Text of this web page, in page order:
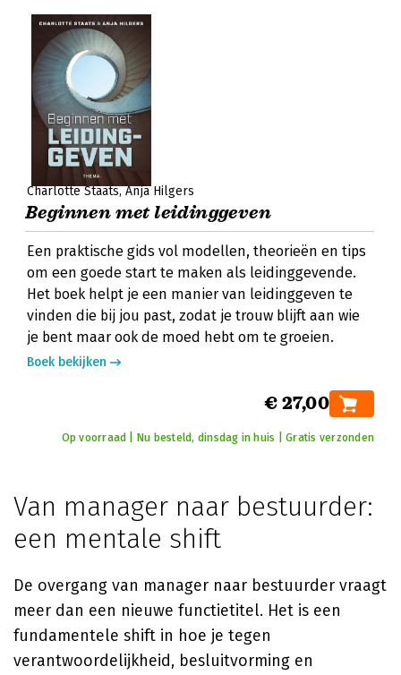
Charlotte Staats Anja Hilgers
Beginnen met leidinggeven
Een praktische gids vol modellen, theorieën en tips
om een goede start te maken als leidinggevende.
Het boek helpt je een manier van leidinggeven te
vinden die bij jou past, zodat je trouw blijft aan wie
je bent maar ook de moed hebt om te groeien.
Boek bekijken
€ 27,00
Op voorraad | Nu besteld, dinsdag in huis | Gratis verzonden
Van manager naar bestuurder:
een mentale shift
De overgang van manager naar bestuurder vraagt
meer dan een nieuwe functietitel. Het is een
fundamentele shift in hoe je tegen
verantwoordelijkheid, besluitvorming en